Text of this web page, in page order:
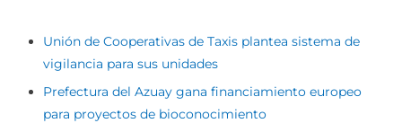
Unión de Cooperativas de Taxis plantea sistema de
vigilancia para sus unidades
Prefectura del Azuay gana financiamiento europeo
para proyectos de bioconocimiento